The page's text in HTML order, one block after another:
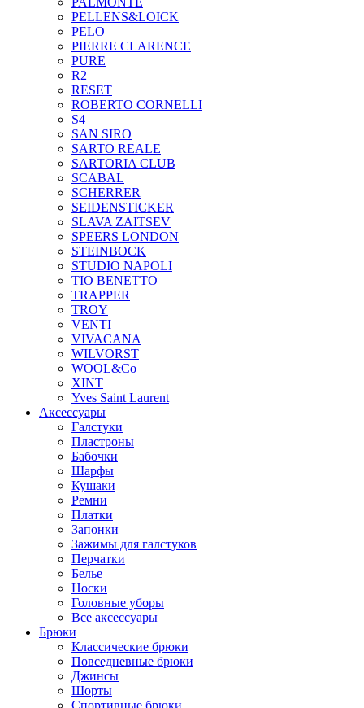
PELLENS&LOICK
PELO
PIERRE CLARENCE
PURE
R2
RESET
ROBERTO CORNELLI
S4
SAN SIRO
SARTO REALE
SARTORIA CLUB
SCABAL
SCHERRER
SEIDENSTICKER
SLAVA ZAITSEV
SPEERS LONDON
STEINBOCK
STUDIO NAPOLI
TIO BENETTO
TRAPPER
TROY
VENTI
VIVACANA
WILVORST
WOOL&Co
XINT
Yves Saint Laurent
Аксессуары
Галстуки
Пластроны
Бабочки
Шарфы
Кушаки
Ремни
Платки
Запонки
Зажимы для галстуков
Перчатки
Белье
Носки
Головные уборы
Все аксессуары
Брюки
Классические брюки
Повседневные брюки
Джинсы
Шорты
Спортивные брюки